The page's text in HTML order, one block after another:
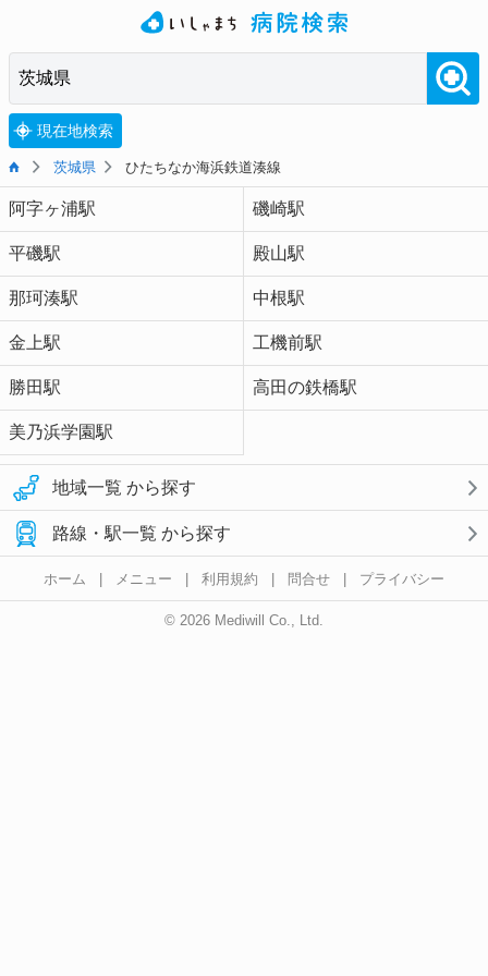
現在地検索
茨城県 ひたちなか海浜鉄道湊線
阿字ヶ浦駅 磯崎駅
平磯駅 殿山駅
那珂湊駅 中根駅
金上駅 工機前駅
勝田駅 高田の鉄橋駅
美乃浜学園駅
地域一覧 から探す
路線・駅一覧 から探す
ホーム | メニュー | 利用規約 | 問合せ | プライバシー
© 2026 Mediwill Co., Ltd.